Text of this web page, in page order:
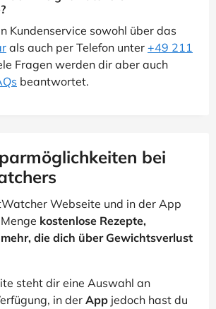
Kundenservice sowohl über das
als auch per Telefon unter +49 211
Fragen werden dir aber auch
beantwortet.
bei
Webseite und in der App
kostenlose Rezepte,
die dich über Gewichtsverlust
steht dir eine Auswahl an
in derApp jedoch hast du